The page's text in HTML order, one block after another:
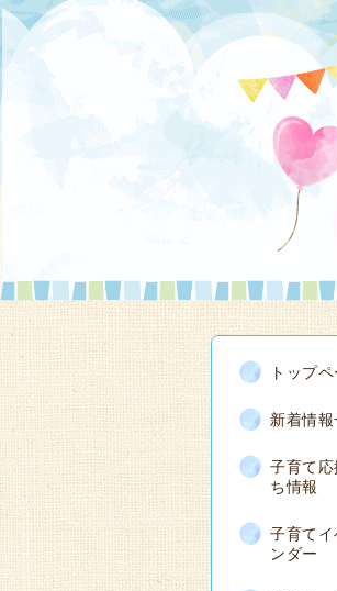
トップ
新着情
子育て応
ち情報
子育てイ
ンダー